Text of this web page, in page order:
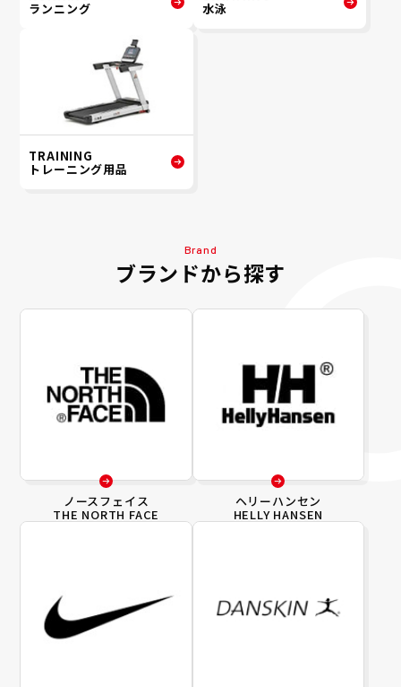
ランニング 水泳
TRAINING
トレーニング用品
Brand
ブランドから探す
ノースフェイス
THE NORTH FACE
ヘリーハンセン
HELLY HANSEN